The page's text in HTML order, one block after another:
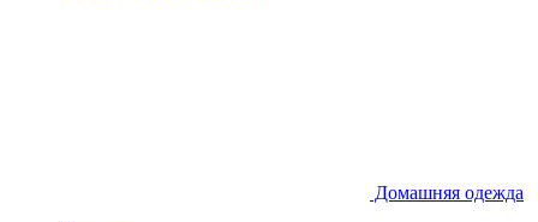
Домашняя одежда